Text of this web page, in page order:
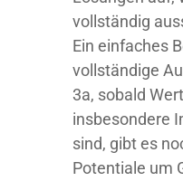
vollständig
Ein einfaches
vollständige
3a, sobald
insbesondere
sind, gibt es
Potentiale um